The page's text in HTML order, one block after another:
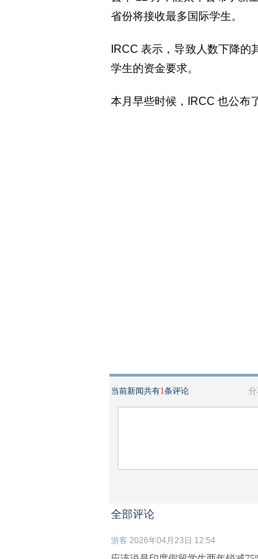
省份将接收最多国际学生。
IRCC 表示，导致人数下降
学生的资金要求。
本月早些时候，IRCC 也公布
当前新闻共有1条评论 分
全部评论
游客 2026年04月23日 12:54